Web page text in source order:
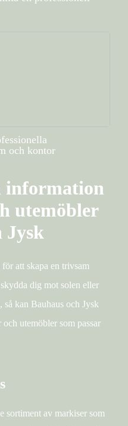
och kontor
information
utemöbler
Jysk
att skapa en trivsam
dig mot solen eller
så kan Bauhaus och Jysk
utemöbler som passar
sortiment av markiser som